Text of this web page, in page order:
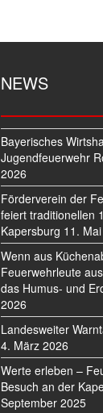
NEWS
Bayerisches
Jugendfeuerwehr
2026
Förderverein der
feiert traditionellen
Kapersburg 11.
Wenn aus
Feuerwehrleute
das Humus- und
2026
Landesweiter
4. März 2026
Werte erleben –
Besuch an der
September 2025